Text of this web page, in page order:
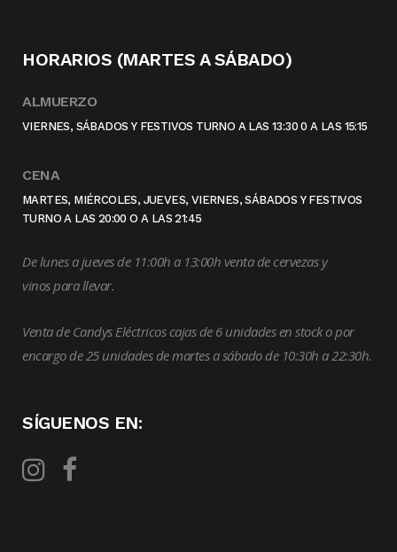
HORARIOS (MARTES A SÁBADO)
ALMUERZO
VIERNES, SÁBADOS Y FESTIVOS TURNO A LAS 13:30 0 A LAS 15:15
CENA
MARTES, MIÉRCOLES, JUEVES, VIERNES, SÁBADOS Y FESTIVOS
TURNO A LAS 20:00 O A LAS 21:45
De lunes a jueves de 11:00h a 13:00h venta de cervezas y
vinos para llevar.
Venta de Candys Eléctricos cajas de 6 unidades en stock o por
encargo de 25 unidades de martes a sábado de 10:30h a 22:30h.
SÍGUENOS EN: